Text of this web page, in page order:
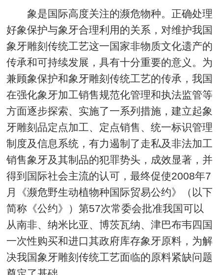
象是国际高度关注的濒危物种。正确处理
好象保护与象牙合理利用的关系，对维护我国
象牙雕刻传统工艺这一国家非物质文化遗产的
传承和可持续发展，具有十分重要的意义。为
兼顾象保护和象牙雕刻传统工艺的传承，我国
在强化象牙加工销售规范化管理和执法监管等
方面逐步探索、实施了一系列措施，建立起象
牙雕刻品定点加工、定点销售、统一标识管理
制度及信息系统，有力遏制了走私及非法加工
销售象牙及其制品的犯罪势头，成效显著，并
得到国际社会主流的认可，最终促使2008年7
月《濒危野生动植物种国际贸易公约》（以下
简称《公约》）第57次常委会批准我国可以
从南非、纳米比亚、博茨瓦纳、津巴布韦四国
一次性购买和进口其政府库存象牙原料，为解
决我国象牙雕刻传统工艺面临的原料紧缺问题